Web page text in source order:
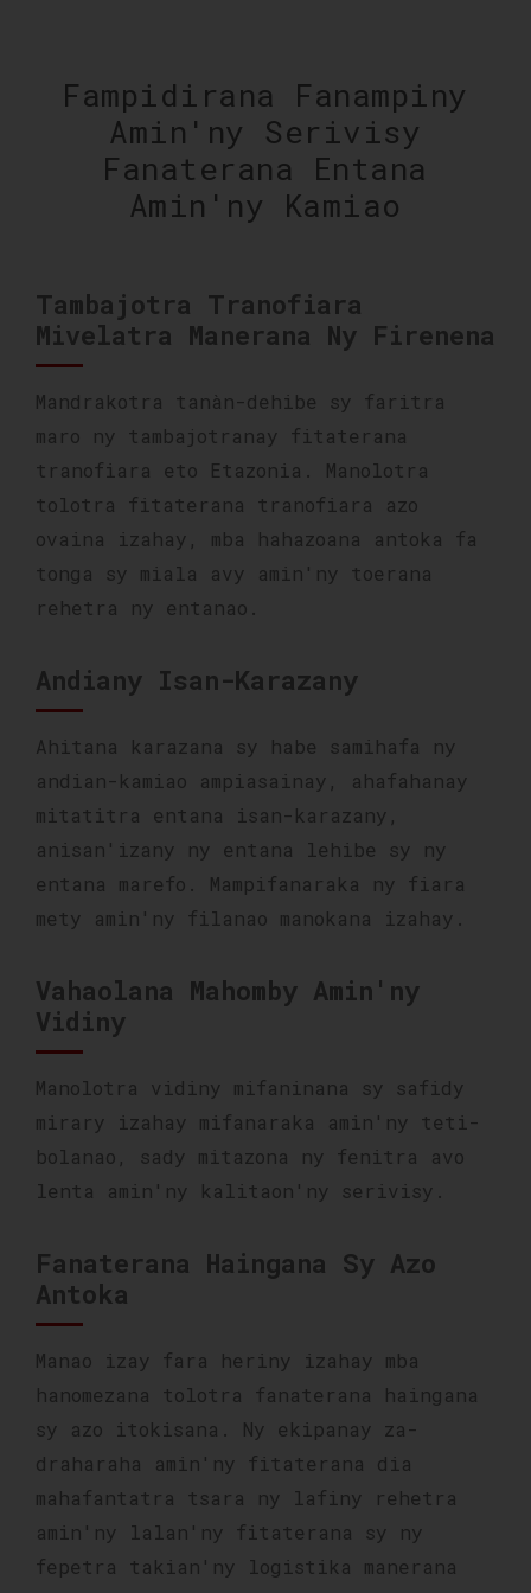
Fampidirana Fanampiny
Amin'ny Serivisy
Fanaterana Entana
Amin'ny Kamiao
Tambajotra Tranofiara
Mivelatra Manerana Ny Firenena
Mandrakotra tanàn-dehibe sy faritra
maro ny tambajotranay fitaterana
tranofiara eto Etazonia. Manolotra
tolotra fitaterana tranofiara azo
ovaina izahay, mba hahazoana antoka fa
tonga sy miala avy amin'ny toerana
rehetra ny entanao.
Andiany Isan-Karazany
Ahitana karazana sy habe samihafa ny
andian-kamiao ampiasainay, ahafahanay
mitatitra entana isan-karazany,
anisan'izany ny entana lehibe sy ny
entana marefo. Mampifanaraka ny fiara
mety amin'ny filanao manokana izahay.
Vahaolana Mahomby Amin'ny
Vidiny
Manolotra vidiny mifaninana sy safidy
mirary izahay mifanaraka amin'ny teti-
bolanao, sady mitazona ny fenitra avo
lenta amin'ny kalitaon'ny serivisy.
Fanaterana Haingana Sy Azo
Antoka
Manao izay fara heriny izahay mba
hanomezana tolotra fanaterana haingana
sy azo itokisana. Ny ekipanay za-
draharaha amin'ny fitaterana dia
mahafantatra tsara ny lafiny rehetra
amin'ny lalan'ny fitaterana sy ny
fepetra takian'ny logistika manerana